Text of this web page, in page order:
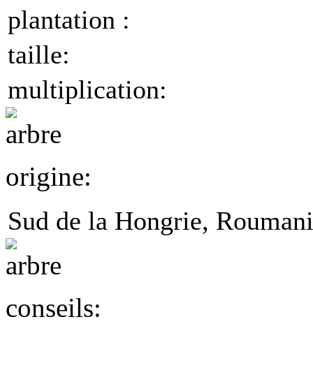
plantation :
taille:
multiplication:
origine:
Sud de la Hongrie,
conseils: